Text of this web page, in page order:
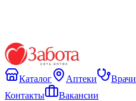
Каталог Аптеки Врачи
Контакты
Вакансии